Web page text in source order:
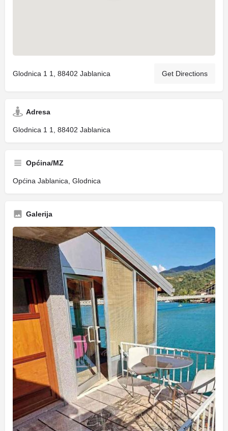
Glodnica 1 1, 88402 Jablanica Get Directions
Adresa
Glodnica 1 1, 88402 Jablanica
Općina/MZ
Općina Jablanica, Glodnica
Galerija